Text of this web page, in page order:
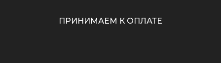
ПРИНИМАЕМ К ОПЛАТЕ